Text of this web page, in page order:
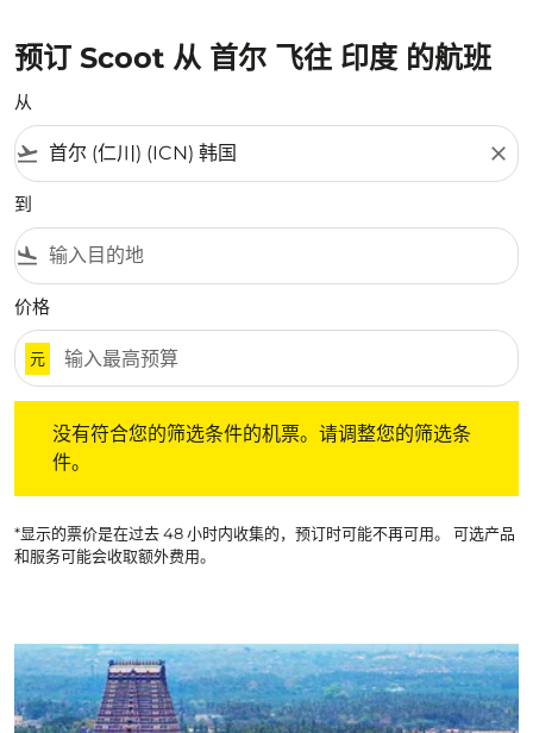
预订 Scoot 从 首尔 飞往 印度 的航班
从
flight_takeoff close
到
flight_land
价格
元
没有符合您的筛选条件的机票。请调整您的筛选条
件。
*显示的票价是在过去 48 小时内收集的，预订时可能不再可用。 可选产品
和服务可能会收取额外费用。